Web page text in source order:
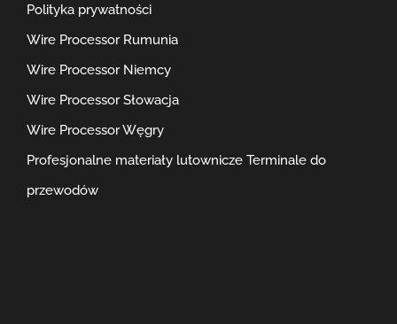
Polityka prywatności
Wire Processor Rumunia
Wire Processor Niemcy
Wire Processor Słowacja
Wire Processor Węgry
Profesjonalne materiały lutownicze Terminale do
przewodów